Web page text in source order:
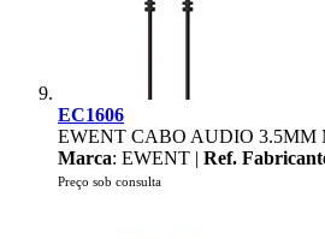
EC1606
EWENT CABO AUDIO 3.5MM
Marca: EWENT | Ref.
Preço sob consulta